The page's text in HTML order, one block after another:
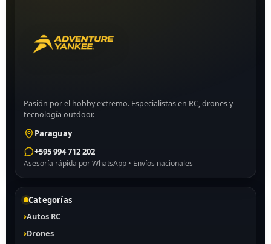
Pasión por el hobby extremo. Especialistas en RC, drones y
tecnología outdoor.
Paraguay
+595 994 712 202
Asesoría rápida por WhatsApp • Envíos nacionales
Categorías
Autos RC
Drones